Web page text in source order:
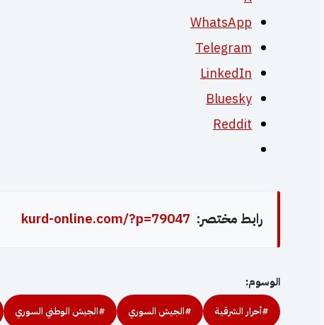
WhatsApp
Telegram
LinkedIn
Bluesky
Reddit
رابط مختصر: kurd-online.com/?p=79047
الوسوم:
#أحرار الشرقية #الجيش السوري #الجيش الوطني السوري